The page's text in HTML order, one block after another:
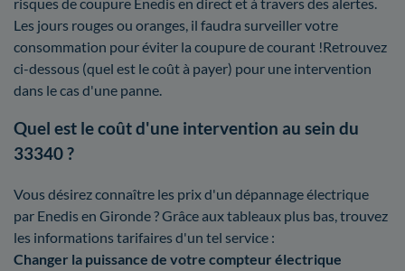
Les jours rouges ou oranges, il faudra surveiller votre
consommation pour éviter la coupure de courant !Retrouvez
ci-dessous (quel est le coût à payer) pour une intervention
dans le cas d'une panne.
Quel est le coût d'une intervention au sein du
33340 ?
Vous désirez connaître les prix d'un dépannage électrique
par Enedis en Gironde ? Grâce aux tableaux plus bas, trouvez
les informations tarifaires d'un tel service :
Changer la puissance de votre compteur électrique